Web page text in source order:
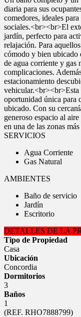
diaria para sus
comedores, ideales
sociales.<br><br>El
jardín, perfecto para
relajación. Para
cómodo y bien
de agua corriente y gas
complicaciones.
estacionamiento
vehicular.<br><br>Esta
oportunidad única para
ubicado. Con su
generoso espacio al
en una de las zonas
SERVICIOS
Agua Corriente
Gas Natural
AMBIENTES
Baño de servicio
Jardín
Escritorio
DETALLES DE LA
Tipo de Propiedad
Casa
Ubicación
Concordia
Dormitorios
3
Baños
1
(REF. RHO7888799)